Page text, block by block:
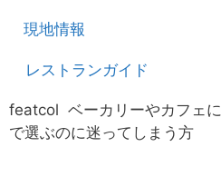
現地情報
レストランガイド
featcol ベーカリーやカフェ
で選ぶのに迷ってしまう方